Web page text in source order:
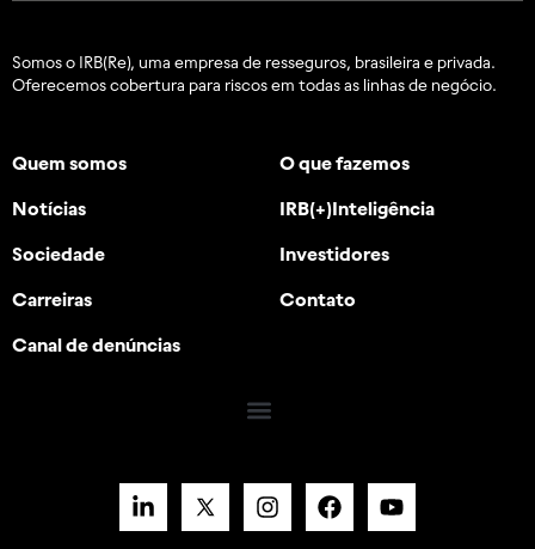
Somos o IRB(Re), uma empresa de resseguros, brasileira e privada.
Oferecemos cobertura para riscos em todas as linhas de negócio.
Quem somos O que fazemos
Notícias IRB(+)Inteligência
Sociedade Investidores
Carreiras Contato
Canal de denúncias